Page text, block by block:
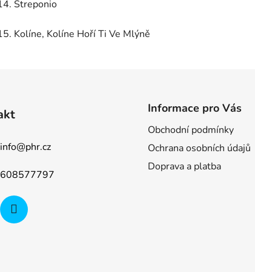
Streponio
Kolíne, Kolíne Hoří Ti Ve Mlýně
info@phr.cz
608577797
Informace pro Vás
Obchodní podmínky
Ochrana osobních údajů
Doprava a platba